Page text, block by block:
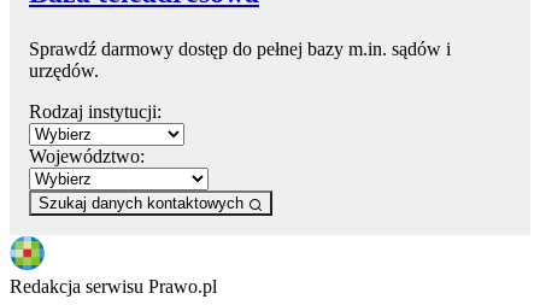
Sprawdź darmowy dostęp do pełnej bazy m.in. sądów i
urzędów.
Rodzaj instytucji:
Województwo:
Szukaj danych kontaktowych
Redakcja serwisu Prawo.pl